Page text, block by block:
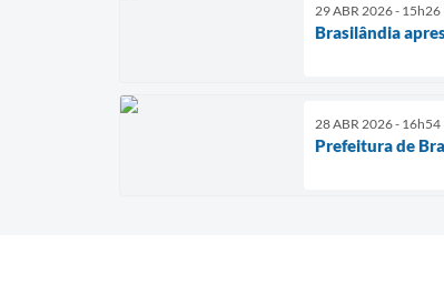
29 ABR 2026 - 15h26
Brasilândia
28 ABR 2026 - 16h54
Prefeitura de